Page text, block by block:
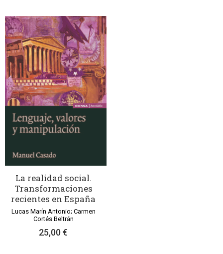
La realidad social.
Transformaciones
recientes en España
Lucas Marín Antonio; Carmen
Cortés Beltrán
25,00 €